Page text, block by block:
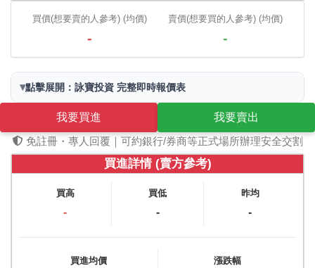
買價(想要賣的人參考) (均價)
-
賣價(想要買的人參考) (均價)
-
▾點擊展開：詠寶投資 完整即時報價表
我要買進
我要賣出
免註冊・專人回覆｜可約銀行/券商等正式場所辦理安全交割
買進詳情 (賣方參考)
買高
-
買低
-
昨均
-
買進均價 漲跌幅